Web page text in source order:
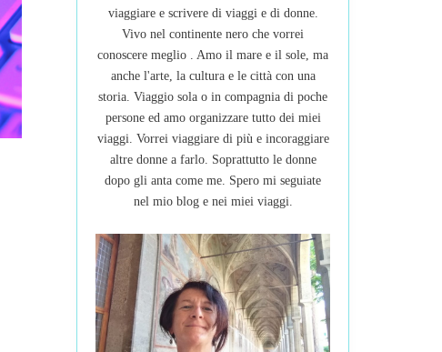
viaggiare e scrivere di viaggi e di donne.
Vivo nel continente nero che vorrei
conoscere meglio . Amo il mare e il sole, ma
anche l'arte, la cultura e le città con una
storia. Viaggio sola o in compagnia di poche
persone ed amo organizzare tutto dei miei
viaggi. Vorrei viaggiare di più e incoraggiare
altre donne a farlo. Soprattutto le donne
dopo gli anta come me. Spero mi seguiate
nel mio blog e nei miei viaggi.